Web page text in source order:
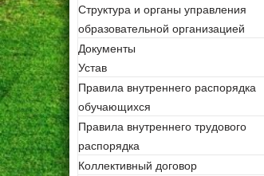
Структура и органы управления
образовательной организацией
Документы
Устав
Правила внутреннего распорядка
обучающихся
Правила внутреннего трудового
распорядка
Коллективный договор